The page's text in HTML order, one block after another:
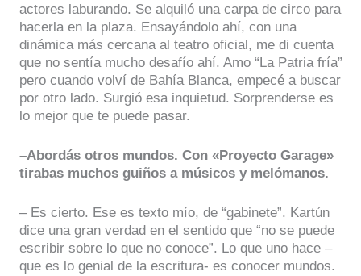
actores laburando. Se alquiló una carpa de circo para
hacerla en la plaza. Ensayándolo ahí, con una
dinámica más cercana al teatro oficial, me di cuenta
que no sentía mucho desafío ahí. Amo “La Patria fría”
pero cuando volví de Bahía Blanca, empecé a buscar
por otro lado. Surgió esa inquietud. Sorprenderse es
lo mejor que te puede pasar.
–Abordás otros mundos. Con «Proyecto Garage»
tirabas muchos guiños a músicos y melómanos.
– Es cierto. Ese es texto mío, de “gabinete”. Kartún
dice una gran verdad en el sentido que “no se puede
escribir sobre lo que no conoce”. Lo que uno hace –
que es lo genial de la escritura- es conocer mundos.